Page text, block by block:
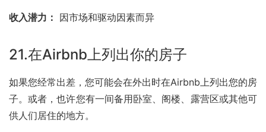
收入潜力： 因市场和驱动因素而异
21.在Airbnb 上列出你的房子
如果您经常出差，您可能会在外出时在Airbnb上列出您的房
子。或者，也许您有一间备用卧室、阁楼、露营区或其他可
供人们居住的地方。